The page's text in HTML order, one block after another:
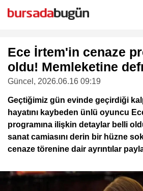
Ece İrtem'in cenaze
oldu! Memleketine
Güncel , 2026.06.16 09:19
Geçtiğimiz gün evinde geçirdiği
hayatını kaybeden ünlü oyuncu
programına ilişkin detaylar belli
sanat camiasını derin bir hüzne
cenaze törenine dair ayrıntılar